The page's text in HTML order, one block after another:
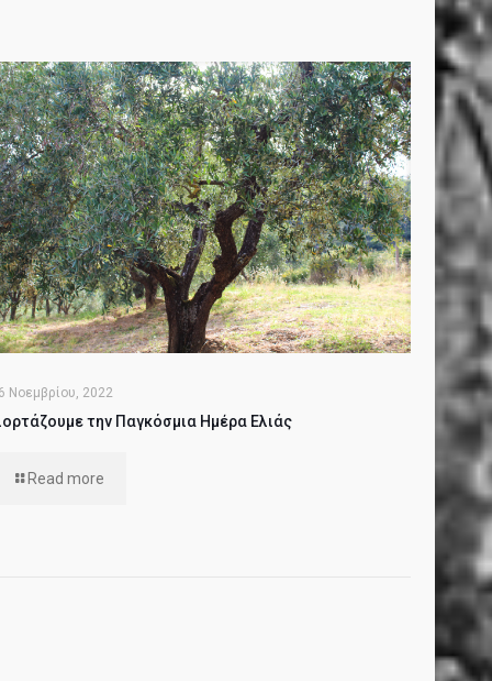
Νοεμβρίου, 2022
την Παγκόσμια Ημέρα Ελιάς
Read more